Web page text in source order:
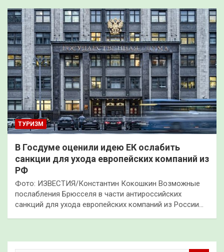
ТУРИЗМ
В Госдуме оценили идею ЕК ослабить
санкции для ухода европейских компаний из
РФ
Фото: ИЗВЕСТИЯ/Константин Кокошкин Возможные
послабления Брюсселя в части антироссийских
санкций для ухода европейских компаний из России…